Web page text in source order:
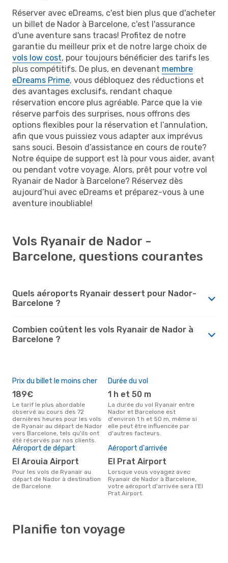
Réserver avec eDreams, c'est bien plus que d'acheter
un billet de Nador à Barcelone, c'est l'assurance
d'une aventure sans tracas! Profitez de notre
garantie du meilleur prix et de notre large choix de
vols low cost, pour toujours bénéficier des tarifs les
plus compétitifs. De plus, en devenant membre
eDreams Prime, vous débloquez des réductions et
des avantages exclusifs, rendant chaque
réservation encore plus agréable. Parce que la vie
réserve parfois des surprises, nous offrons des
options flexibles pour la réservation et l’annulation,
afin que vous puissiez vous adapter aux imprévus
sans souci. Besoin d’assistance en cours de route?
Notre équipe de support est là pour vous aider, avant
ou pendant votre voyage. Alors, prêt pour votre vol
Ryanair de Nador à Barcelone? Réservez dès
aujourd’hui avec eDreams et préparez-vous à une
aventure inoubliable!
Vols Ryanair de Nador -
Barcelone, questions courantes
Quels aéroports Ryanair dessert pour Nador-
Barcelone ?
Combien coûtent les vols Ryanair de Nador à
Barcelone ?
Prix du billet le moins cher
189€
Le tarif le plus abordable
observé au cours des 72
dernières heures pour les vols
de Ryanair au départ de Nador
vers Barcelone, tels qu'ils ont
été réservés par nos clients.
Durée du vol
1 h et 50 m
La durée du vol Ryanair entre
Nador et Barcelone est
d'environ 1 h et 50 m, même si
elle peut être influencée par
d'autres facteurs.
Aéroport de départ
El Arouia Airport
Pour les vols de Ryanair au
départ de Nador à destination
de Barcelone
Aéroport d'arrivée
El Prat Airport
Lorsque vous voyagez avec
Ryanair de Nador à Barcelone,
votre aéroport d'arrivée sera l'El
Prat Airport.
Planifie ton voyage